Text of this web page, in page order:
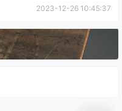
2023-12-26 10:45:37